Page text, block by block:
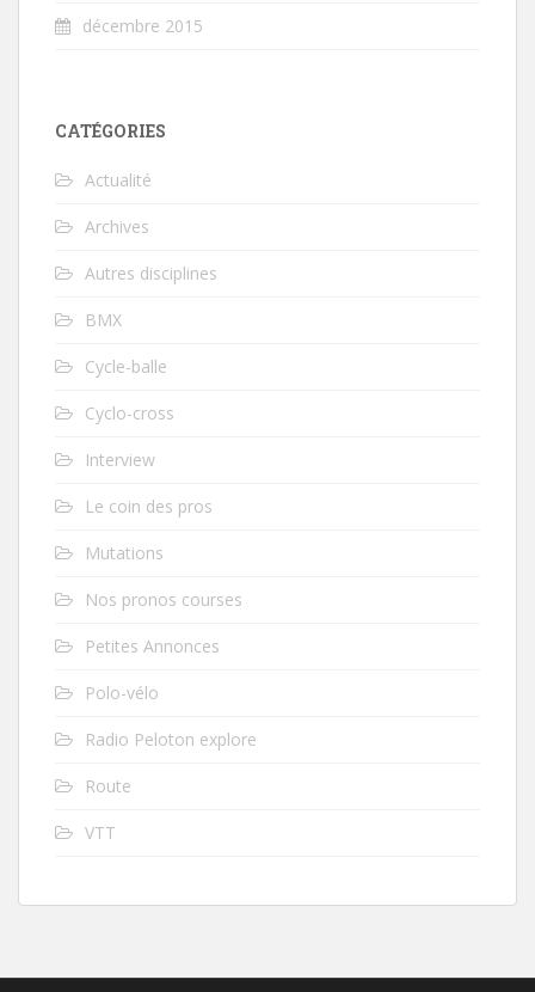
décembre 2015
CATÉGORIES
Actualité
Archives
Autres disciplines
BMX
Cycle-balle
Cyclo-cross
Interview
Le coin des pros
Mutations
Nos pronos courses
Petites Annonces
Polo-vélo
Radio Peloton explore
Route
VTT